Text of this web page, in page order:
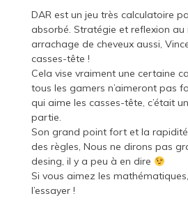
DAR est un jeu très calculatoire
absorbé. Stratégie et reflexion au
arrachage de cheveux aussi,
casses-tête !
Cela vise vraiment une certaine
tous les gamers n’aimeront pas
qui aime les casses-tête, c’était
partie.
Son grand point fort et la
des règles, Nous ne dirons pas
desing, il y a peu à en dire
Si vous aimez les
l’essayer !